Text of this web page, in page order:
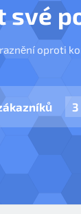
své
oproti